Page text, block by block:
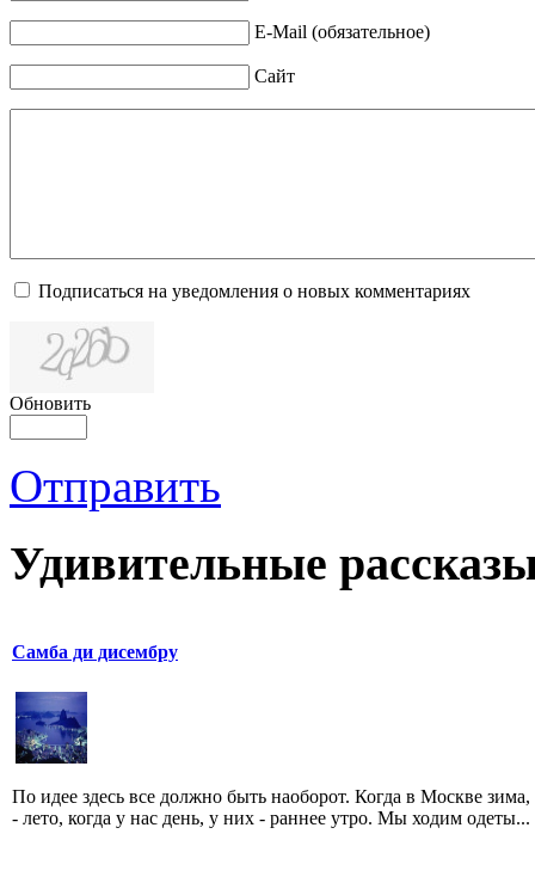
E-Mail (обязательное)
Сайт
Подписаться на уведомления о новых комментариях
Обновить
Отправить
Удивительные
Самба ди дисембру
По идее здесь все должно быть наоборот. Когда в Москве
- лето, когда у нас день, у них - раннее утро. Мы ходим одеты...